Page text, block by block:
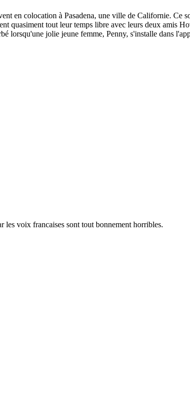
en colocation à Pasadena, une ville de Californie. Ce
quasiment tout leur temps libre avec leurs deux
lorsqu'une jolie jeune femme, Penny, s'installe dans
les voix francaises sont tout bonnement horribles.